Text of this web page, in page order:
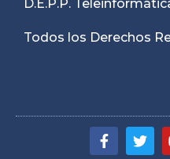
D.E.P.P.
Todos los Derechos